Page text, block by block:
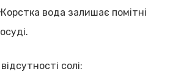
Жорстка вода залишає помітні
солі: